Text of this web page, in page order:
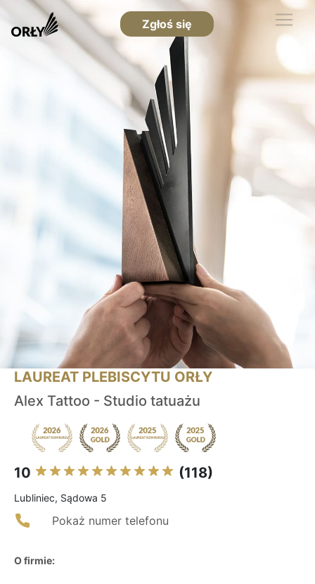
Zgłoś się
LAUREAT PLEBISCYTU ORŁY
Alex Tattoo - Studio tatuażu
10 (118)
Lubliniec, Sądowa 5
Pokaż numer telefonu
O firmie: